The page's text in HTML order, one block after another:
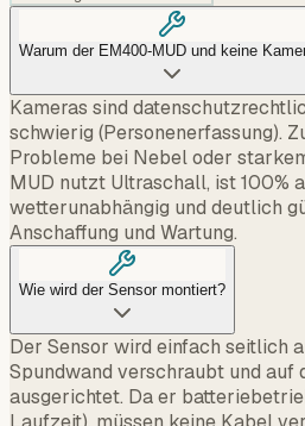
Warum der EM400-MUD und keine
Kameras sind
schwierig (Personenerfassung).
Probleme bei Nebel oder
MUD nutzt Ultraschall, ist 100%
wetterunabhängig und deutlich
Anschaffung und Wartung.
Wie wird der Sensor montiert?
Der Sensor wird einfach seitlich
Spundwand verschraubt und auf
ausgerichtet. Da er
Laufzeit), müssen keine Kabel